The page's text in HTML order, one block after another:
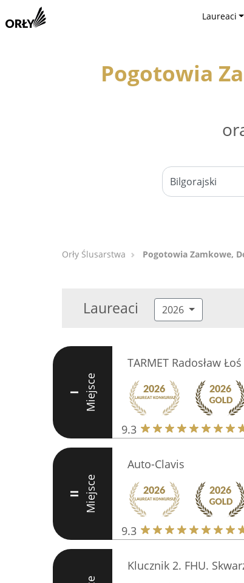
Laureaci
Pogotowia
Orły Ślusarstwa Pogotowia Zamkowe,
Laureaci 2026
I Miejsce
TARMET Radosław Łoś
9.3
II Miejsce
Auto-Clavis
9.3
Klucznik 2. FHU.